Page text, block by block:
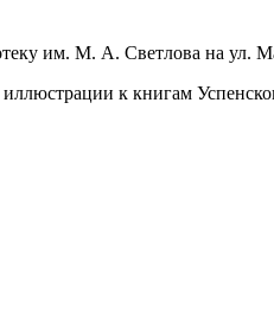
им. М. А. Светлова на ул.
к книгам